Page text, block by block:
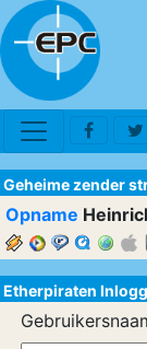
Geheime zender
Opname
Etherpiraten